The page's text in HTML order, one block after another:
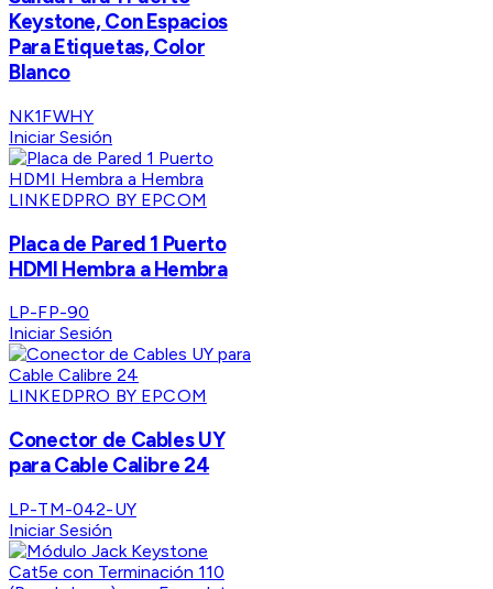
Keystone, Con Espacios
Para Etiquetas, Color
Blanco
NK1FWHY
Iniciar Sesión
LINKEDPRO BY EPCOM
Placa de Pared 1 Puerto
HDMI Hembra a Hembra
LP-FP-90
Iniciar Sesión
LINKEDPRO BY EPCOM
Conector de Cables UY
para Cable Calibre 24
LP-TM-042-UY
Iniciar Sesión